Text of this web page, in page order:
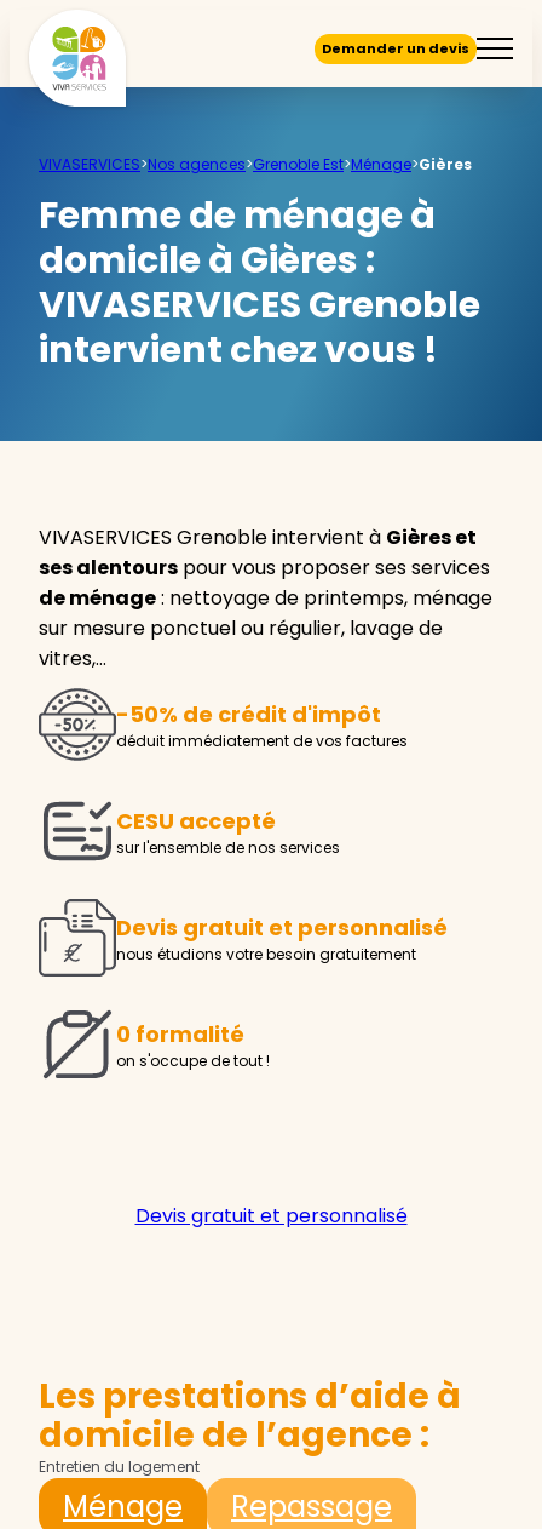
Demander un devis
VIVASERVICES>Nos agences>Grenoble Est>Ménage>Gières
Femme de ménage à
domicile à Gières :
VIVASERVICES Grenoble
intervient chez vous !
VIVASERVICES Grenoble intervient à Gières et
ses alentours pour vous proposer ses services
de ménage: nettoyage de printemps, ménage
sur mesure ponctuel ou régulier, lavage de
vitres,…
-50% de crédit d'impôt
déduit immédiatement de vos factures
CESU accepté
sur l'ensemble de nos services
Devis gratuit et personnalisé
nous étudions votre besoin gratuitement
0 formalité
on s'occupe de tout !
Devis gratuit et personnalisé
Les prestations d’aide à
domicile de l’agence :
Entretien du logement
Ménage
Repassage